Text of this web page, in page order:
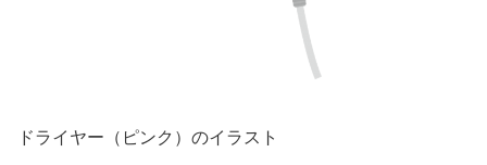
ドライヤー（ピンク）のイラスト